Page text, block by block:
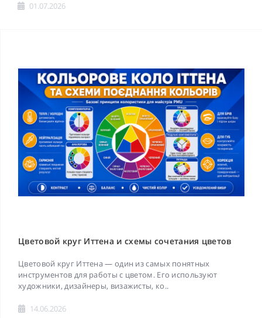
01.07.2026
Цветовой круг Иттена и схемы сочетания цветов
Цветовой круг Иттена — один из самых понятных
инструментов для работы с цветом. Его используют
художники, дизайнеры, визажисты, ко..
14.06.2026